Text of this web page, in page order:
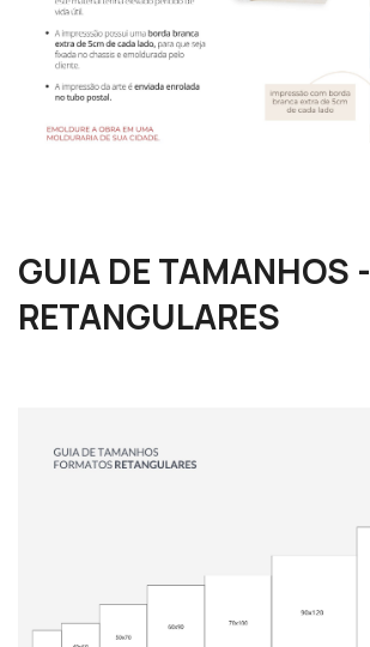
GUIA DE TAMANHOS -
RETANGULARES